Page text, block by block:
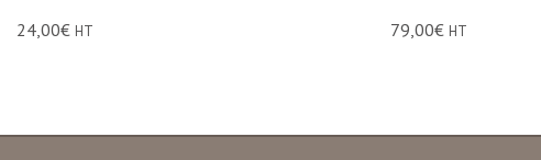
24,00€ HT 79,00€ HT